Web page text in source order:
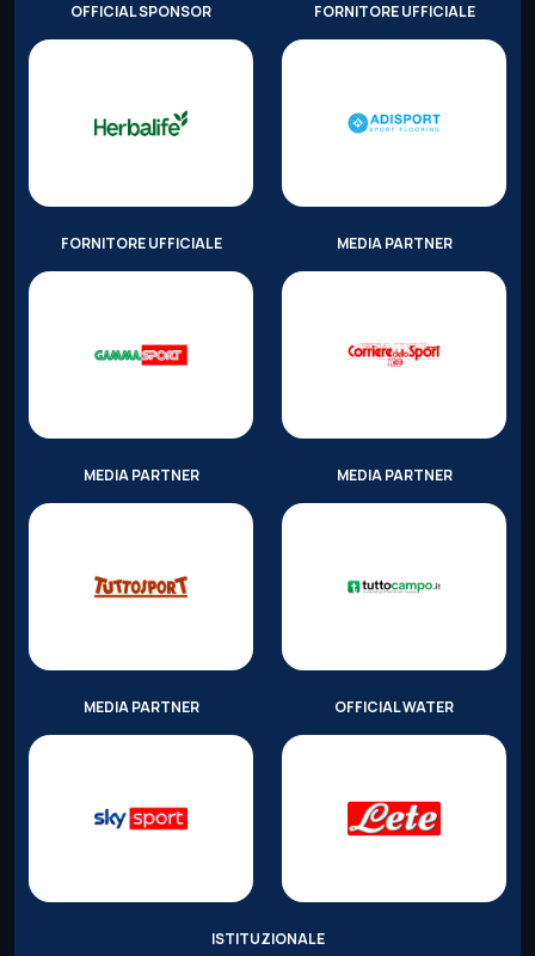
OFFICIAL SPONSOR FORNITORE UFFICIALE
FORNITORE UFFICIALE MEDIA PARTNER
MEDIA PARTNER MEDIA PARTNER
MEDIA PARTNER OFFICIAL WATER
ISTITUZIONALE